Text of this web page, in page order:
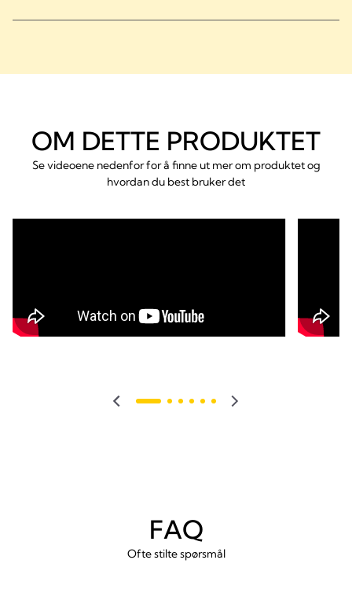
OM DETTE PRODUKTET
Se videoene nedenfor for å finne ut mer om produktet og
hvordan du best bruker det
FAQ
Ofte stilte spørsmål